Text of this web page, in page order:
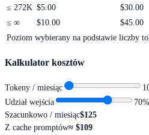
≤ 272K $5.00 $30.00
≤ ∞ $10.00 $45.00
Poziom wybierany na podstawie liczby
Kalkulator kosztów
Tokeny / miesiąc
Udział wejścia
70%
Szacunkowo / miesiąc$125
Z cache promptów≈ $109